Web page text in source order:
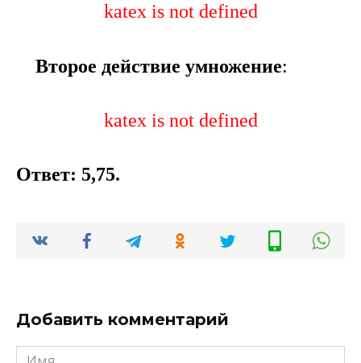
katex is not defined
Второе действие умножение:
katex is not defined
Ответ: 5,75.
Добавить комментарий
Имя